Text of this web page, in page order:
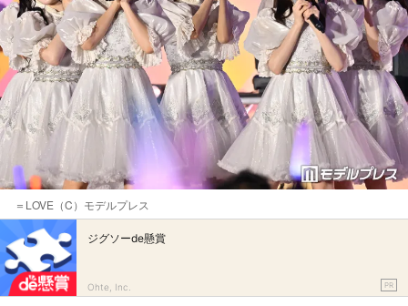
＝LOVE（C）モデルプレス
ジグソーde懸賞
Ohte, Inc. PR